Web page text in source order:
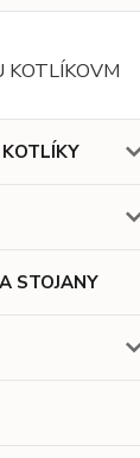
KOTLÍKOVM
STOJANY